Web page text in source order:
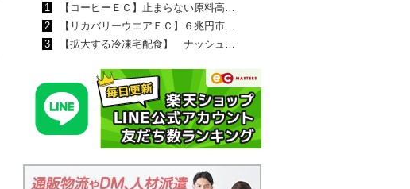
1
【コーヒーＥＣ】止まらない原料高…
2
【リカバリーウエアＥＣ】６兆円市…
3
【拡大する冷凍宅配食】 ナッシュ…